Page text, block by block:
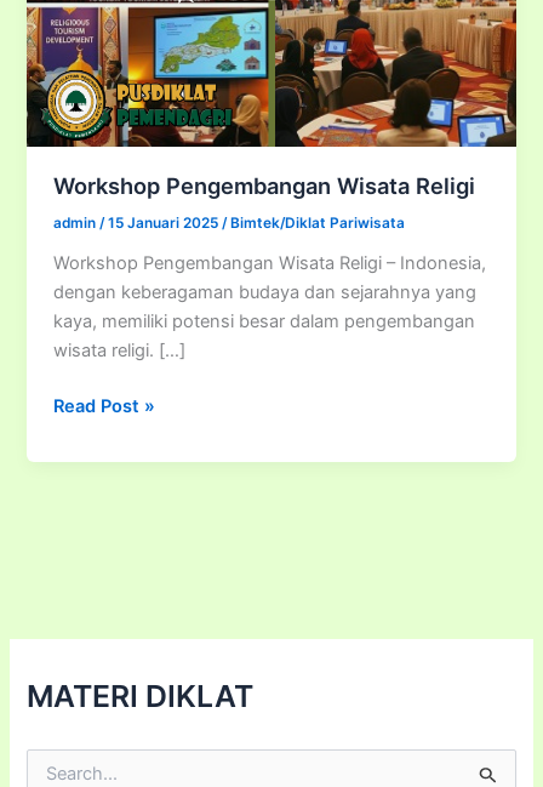
Workshop Pengembangan Wisata Religi
admin/15 Januari 2025/ Bimtek/Diklat Pariwisata
Workshop Pengembangan Wisata Religi – Indonesia,
dengan keberagaman budaya dan sejarahnya yang
kaya, memiliki potensi besar dalam pengembangan
wisata religi. […]
Workshop
Wisata
Read Post »
MATERI DIKLAT